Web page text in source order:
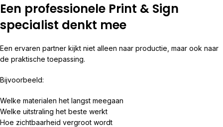
Een professionele Print & Sign
specialist denkt mee
Een ervaren partner kijkt niet alleen naar productie, maar ook naar
de praktische toepassing.
Bijvoorbeeld:
Welke materialen het langst meegaan
Welke uitstraling het beste werkt
Hoe zichtbaarheid vergroot wordt